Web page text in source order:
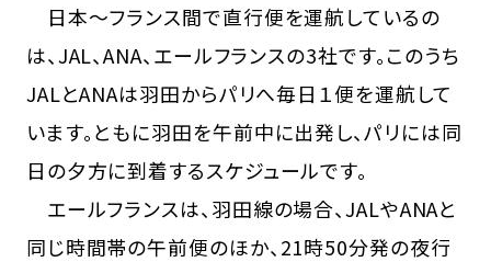
日本〜フランス間で直行便を運航しているの
は、JAL、ANA、エールフランスの3社です。このうち
JALとANAは羽田からパリへ毎日１便を運航して
います。ともに羽田を午前中に出発し、パリには同
日の夕方に到着するスケジュールです。
エールフランスは、羽田線の場合、JALやANAと
同じ時間帯の午前便のほか、21時50分発の夜行